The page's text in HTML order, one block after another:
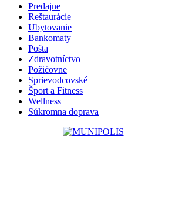
Predajne
Reštaurácie
Ubytovanie
Bankomaty
Pošta
Zdravotníctvo
Požičovne
Sprievodcovské
Šport a Fitness
Wellness
Súkromna doprava